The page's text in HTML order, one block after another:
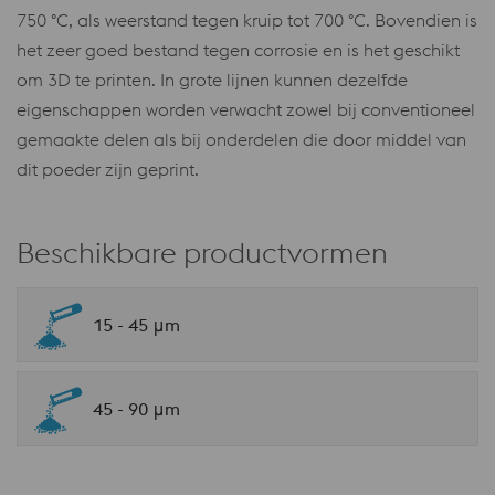
750 °C, als weerstand tegen kruip tot 700 °C. Bovendien is
het zeer goed bestand tegen corrosie en is het geschikt
om 3D te printen. In grote lijnen kunnen dezelfde
eigenschappen worden verwacht zowel bij conventioneel
gemaakte delen als bij onderdelen die door middel van
dit poeder zijn geprint.
Beschikbare productvormen
15 - 45 μm
45 - 90 μm